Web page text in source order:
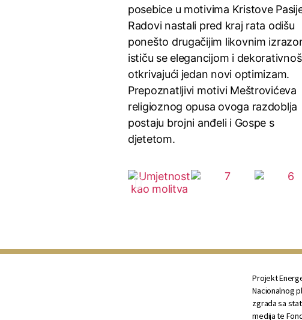
posebice u motivima Kristove
Radovi nastali pred kraj rata odišu
ponešto drugačijim likovnim
ističu se elegancijom i
otkrivajući jedan novi optimizam.
Prepoznatljivi motivi Meštrovićeva
religioznog opusa ovoga razdoblja
postaju brojni anđeli i Gospe s
djetetom.
Projekt
Nacionalnog
zgrada sa
medija te